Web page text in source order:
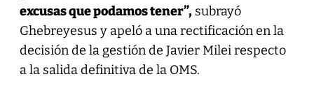
excusas que podamos tener”,subrayó
Ghebreyesus y apeló a una rectificación en la
decisión de la gestión de Javier Milei respecto
a la salida definitiva de la OMS.